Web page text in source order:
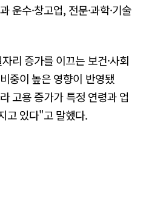
운수·창고업, 전문·과학·기술
리 증가를 이끄는 보건·사회
중이 높은 영향이 반영됐
고용 증가가 특정 연령과 업
고 있다"고 말했다.